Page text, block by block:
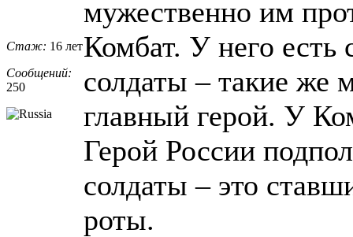
Стаж: 16 лет
Сообщений:
250
мужественно им
Комбат. У него есть
солдаты – такие же
главный герой. У
Герой России
солдаты – это
роты.